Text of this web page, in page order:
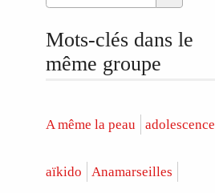
Mots-clés dans le
même groupe
A même la peau adolescence
aïkido Anamarseilles